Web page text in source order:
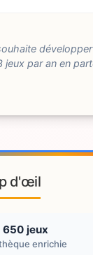
jeux par an en
d'œil
650 jeux
enrichie